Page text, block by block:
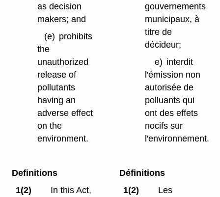
as decision
makers; and
(e) prohibits
the
unauthorized
release of
pollutants
having an
adverse effect
on the
environment.
gouvernements
municipaux, à
titre de
décideur;
e) interdit
l'émission non
autorisée de
polluants qui
ont des effets
nocifs sur
l'environnement.
Definitions
1(2)
In this Act,
Définitions
1(2)
Les